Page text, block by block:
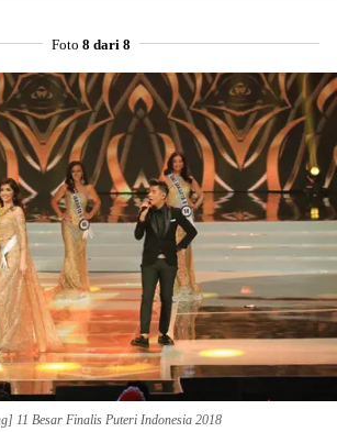
Foto 8 dari 8
11 Besar Finalis Puteri Indonesia 2018